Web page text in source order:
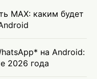
MAX: каким будет
на Android:
2026 года